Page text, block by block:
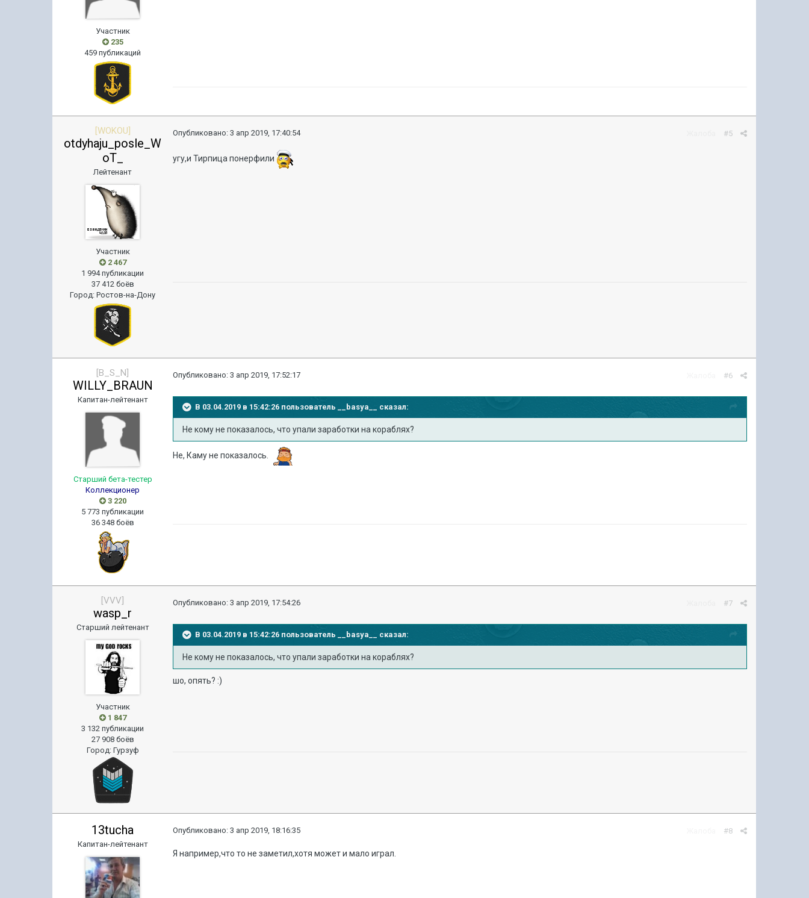
Участник
235
459 публикаций
[WOKOU]
otdyhaju_posle_W
oT_
Лейтенант
Участник
2 467
1 994 публикации
37 412 боёв
Город:Ростов-на-Дону
#5
Опубликовано:3 апр 2019, 17:40:54
угу,и Тирпица понерфили
[B_S_N]
WILLY_BRAUN
Капитан-лейтенант
Старший бета-тестер
Коллекционер
3 220
5 773 публикации
36 348 боёв
#6
Опубликовано:3 апр 2019, 17:52:17
В 03.04.2019 в 15:42:26 пользователь __basya__ сказал:
Не кому не показалось, что упали заработки на кораблях?
Не, Каму не показалось.
[VVV]
wasp_r
Старший лейтенант
Участник
1 847
3 132 публикации
27 908 боёв
Город: Гурзуф
#7
Опубликовано:3 апр 2019, 17:54:26
В 03.04.2019 в 15:42:26 пользователь __basya__ сказал:
Не кому не показалось, что упали заработки на кораблях?
шо, опять? :)
13tucha
Капитан-лейтенант
#8
Опубликовано:3 апр 2019, 18:16:35
Я например,что то не заметил,хотя может и мало играл.